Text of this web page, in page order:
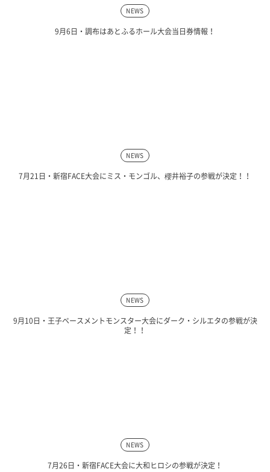
NEWS
9月6日・調布はあとふるホール大会当日券情報！
NEWS
7月21日・新宿FACE大会にミス・モンゴル、櫻井裕子の参戦が決定！！
NEWS
9月10日・王子ベースメントモンスター大会にダーク・シルエタの参戦が決
定！！
NEWS
7月26日・新宿FACE大会に大和ヒロシの参戦が決定！